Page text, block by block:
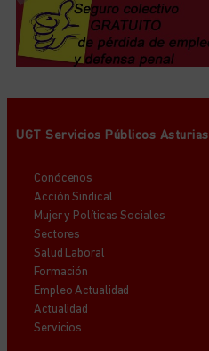
UGT Servicios Públicos Asturias
Conócenos
Acción Sindical
Mujer y Políticas Sociales
Sectores
Salud Laboral
Formación
Empleo Actualidad
Actualidad
Servicios